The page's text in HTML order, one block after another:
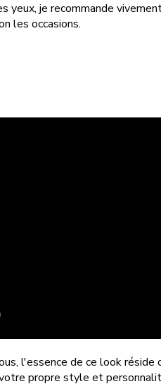
je recommande
les occasions.
l'essence de ce look
propre style et